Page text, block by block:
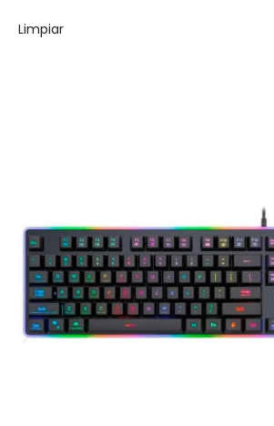
Decoracion Gamer(1)
Limpiar